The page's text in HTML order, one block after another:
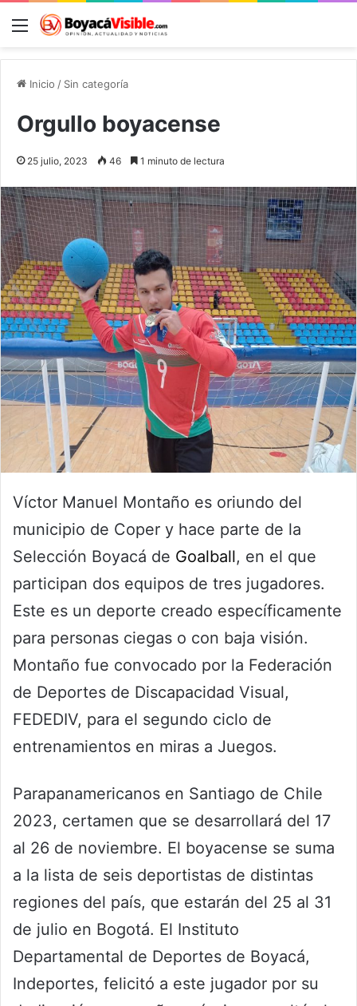
Menú
Inicio / Sin categoría
Orgullo boyacense
25 julio, 2023 46 1 minuto de lectura
Víctor Manuel Montaño es oriundo del
municipio de Coper y hace parte de la
Selección Boyacá de Goalball, en el que
participan dos equipos de tres jugadores.
Este es un deporte creado específicamente
para personas ciegas o con baja visión.
Montaño fue convocado por la Federación
de Deportes de Discapacidad Visual,
FEDEDIV, para el segundo ciclo de
entrenamientos en miras a Juegos.
Parapanamericanos en Santiago de Chile
2023, certamen que se desarrollará del 17
al 26 de noviembre. El boyacense se suma
a la lista de seis deportistas de distintas
regiones del país, que estarán del 25 al 31
de julio en Bogotá. El Instituto
Departamental de Deportes de Boyacá,
Indeportes, felicitó a este jugador por su